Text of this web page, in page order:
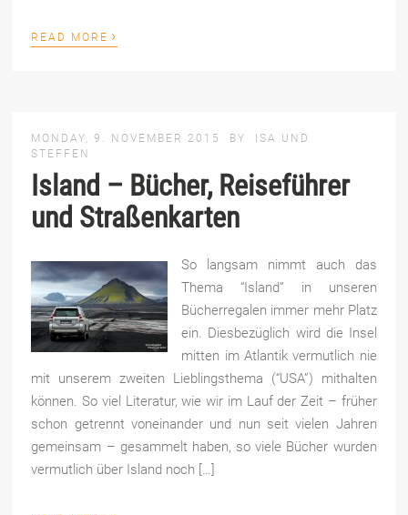
READ MORE ›
MONDAY, 9. NOVEMBER 2015 BY
ISA UND
STEFFEN
Island – Bücher, Reiseführer
und Straßenkarten
So langsam nimmt auch das
Thema “Island” in unseren
Bücherregalen immer mehr Platz
ein. Diesbezüglich wird die Insel
mitten im Atlantik vermutlich nie
mit unserem zweiten Lieblingsthema (“USA”) mithalten
können. So viel Literatur, wie wir im Lauf der Zeit – früher
schon getrennt voneinander und nun seit vielen Jahren
gemeinsam – gesammelt haben, so viele Bücher wurden
vermutlich über Island noch […]